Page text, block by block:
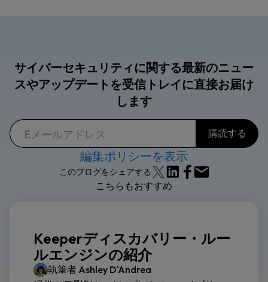
サイバーセキュリティに関する最新のニュー
スやアップデートを受信トレイに直接お届け
します
編集ポリシーを表示
このブログをシェアする
こちらもおすすめ
Keeperディスカバリー・ルー
ルエンジンの紹介
執筆者 Ashley D'Andrea